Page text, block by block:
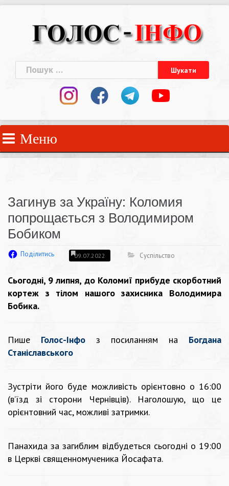
Пошук:
Меню
Загинув за Україну: Коломия
попрощається з Володимиром
Бобиком
Поділитись 09.07.2022 Суспільство
Сьогодні, 9 липня, до Коломиї прибуде скорботний
кортеж з тілом нашого захисника Володимира
Бобика.
Пише Голос-Інфо з посиланням на
Богдана
Станіславського
Зустріти його буде можливість орієнтовно о 16:00
(в’їзд зі сторони Чернівців). Наголошую, що це
орієнтовний час, можливі затримки.
Панахида за загиблим відбудеться сьогодні о 19:00
в Церкві священномученика Йосафата.